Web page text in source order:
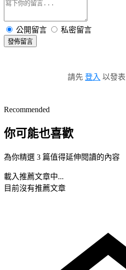
公開留言 私密留言
發佈留言
請先 登入 以發
Recommended
你可能也喜歡
為你精選 3 篇值得延伸閱讀的內容
載入推薦文章中...
目前沒有推薦文章